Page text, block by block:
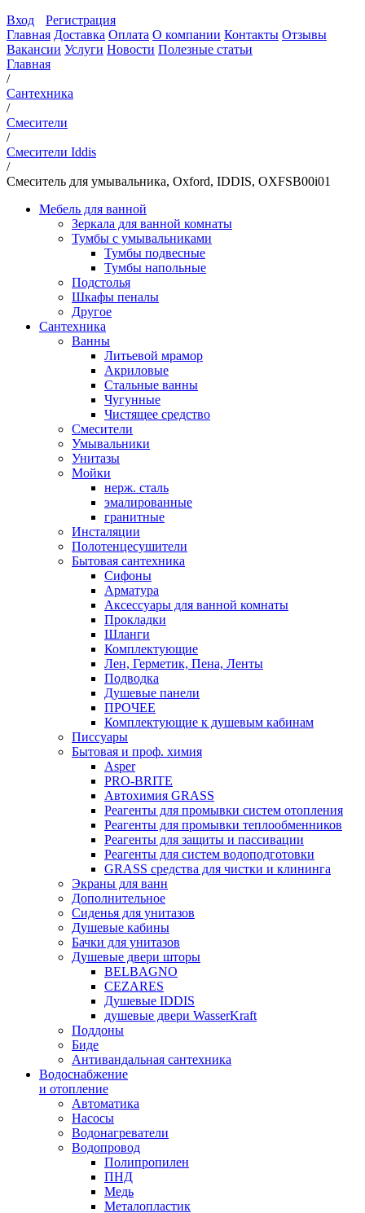
Вход
Регистрация
Главная Доставка Оплата О компании Контакты Отзывы
Вакансии Услуги Новости Полезные статьи
Главная
/
Сантехника
/
Смесители
/
Смесители Iddis
/
Смеситель для умывальника, Oxford, IDDIS, OXFSB00i01
Мебель для ванной
Зеркала для ванной комнаты
Тумбы с умывальниками
Тумбы подвесные
Тумбы напольные
Подстолья
Шкафы пеналы
Другое
Сантехника
Ванны
Литьевой мрамор
Акриловые
Стальные ванны
Чугунные
Чистящее средство
Смесители
Умывальники
Унитазы
Мойки
нерж. сталь
эмалированные
гранитные
Инсталяции
Полотенцесушители
Бытовая сантехника
Сифоны
Арматура
Аксессуары для ванной комнаты
Прокладки
Шланги
Комплектующие
Лен, Герметик, Пена, Ленты
Подводка
Душевые панели
ПРОЧЕЕ
Комплектующие к душевым кабинам
Писсуары
Бытовая и проф. химия
Asper
PRO-BRITE
Автохимия GRASS
Реагенты для промывки систем отопления
Реагенты для промывки теплообменников
Реагенты для защиты и пассивации
Реагенты для систем водоподготовки
GRASS средства для чистки и клининга
Экраны для ванн
Дополнительное
Сиденья для унитазов
Душевые кабины
Бачки для унитазов
Душевые двери шторы
BELBAGNO
CEZARES
Душевые IDDIS
душевые двери WasserKraft
Поддоны
Биде
Антивандальная сантехника
Водоснабжение
и отопление
Автоматика
Насосы
Водонагреватели
Водопровод
Полипропилен
ПНД
Медь
Металопластик